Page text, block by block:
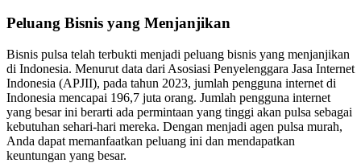
Peluang Bisnis yang Menjanjikan
Bisnis pulsa telah terbukti menjadi peluang bisnis yang menjanjikan
di Indonesia. Menurut data dari Asosiasi Penyelenggara Jasa Internet
Indonesia (APJII), pada tahun 2023, jumlah pengguna internet di
Indonesia mencapai 196,7 juta orang. Jumlah pengguna internet
yang besar ini berarti ada permintaan yang tinggi akan pulsa sebagai
kebutuhan sehari-hari mereka. Dengan menjadi agen pulsa murah,
Anda dapat memanfaatkan peluang ini dan mendapatkan
keuntungan yang besar.